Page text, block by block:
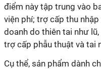
điểm này tập trung vào
viện phí; trợ cấp thu
doanh do thiên tai như
trợ cấp phẫu thuật và tai
Cụ thể, sản phẩm dành